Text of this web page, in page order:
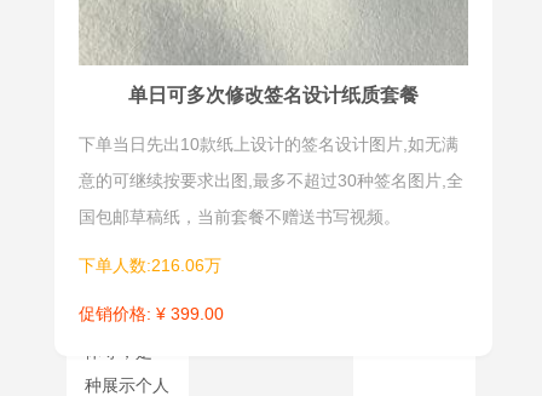
单日可多次修改签名设计纸质套餐
下单当日先出10款纸上设计的签名设计图片,如无满
意的可继续按要求出图,最多不超过30种签名图片,全
国包邮草稿纸，当前套餐不赠送书写视频。
下单人数:216.06万
促销价格: ¥ 399.00
也可以增加
个人品牌的
签设计灵活
多样，适用
于各种场
件、社交媒
种展示个人